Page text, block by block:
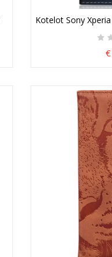
Kotelot Sony